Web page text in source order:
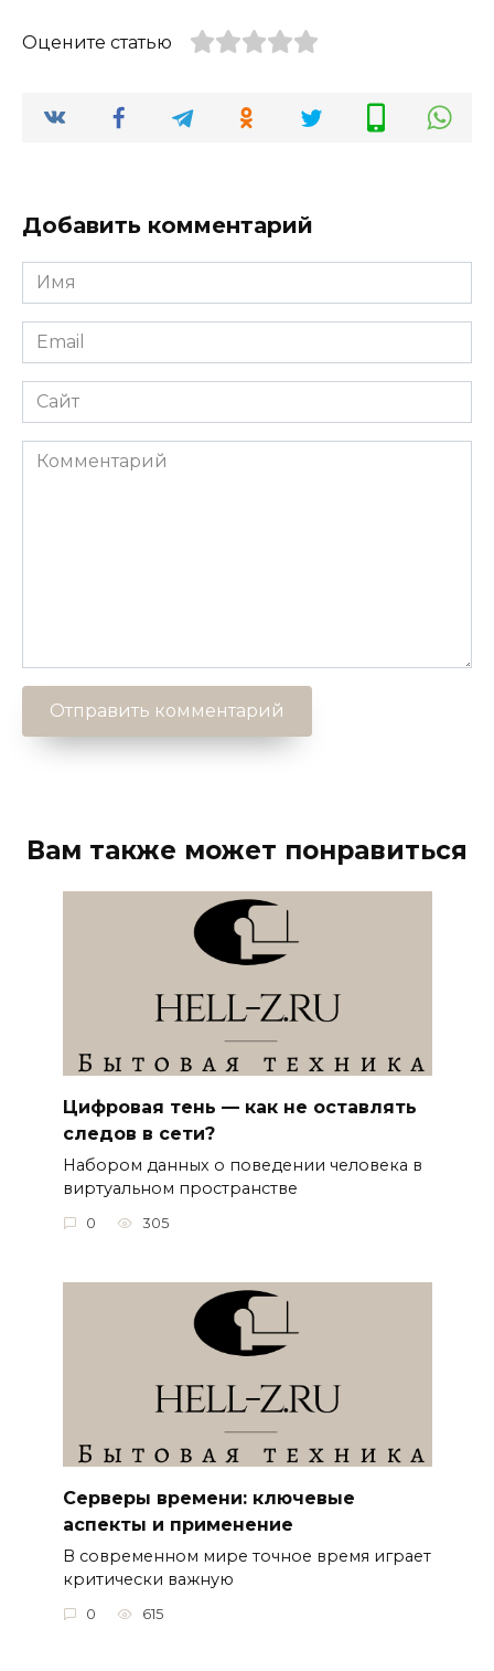
Оцените статью
Добавить комментарий
Имя
*
Email
*
Сайт
Комментарий
Вам также может понравиться
Цифровая тень — как не оставлять
следов в сети?
Набором данных о поведении человека в
виртуальном пространстве
0 305
Серверы времени: ключевые
аспекты и применение
В современном мире точное время играет
критически важную
0 615